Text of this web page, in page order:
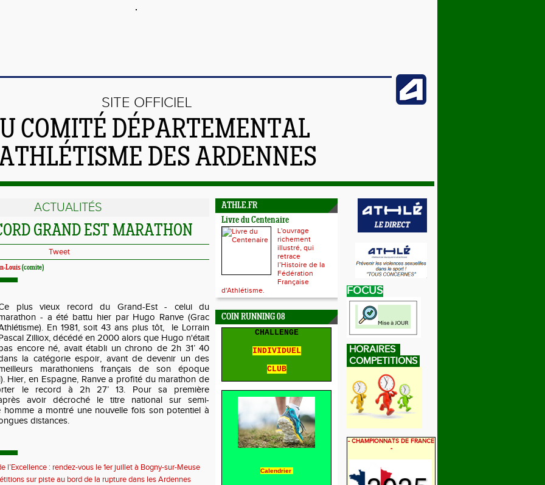
SITE OFFICIEL
COMITÉ DÉPARTEMENTAL
DES ARDENNES
ACTUALITÉS
GRAND EST MARATHON
Tweet
Louis(comite)
plus vieux record du Grand-Est - celui du
- a été battu hier par Hugo Ranve (Grac
En 1981, soit 43 ans plus tôt, le Lorrain
Zilliox, décédé en 2000 alors que Hugo n'était
encore né, avait établi un chrono de 2h 31’ 40
la catégorie espoir, avant de devenir un des
marathoniens français de son époque
Hier, en Espagne, Ranve a profité du marathon de
le record à 2h 27’ 13. Pour sa première
avoir décroché le titre national sur semi-
homme a montré une nouvelle fois son potentiel à
distances.
l’Excellence : rendez-vous le 1er juillet à Bogny-sur-Meuse
sur piste au bord de la rupture dans les Ardennes
ATHLE.FR
Livre du Centenaire
L'ouvrage
richement
illustré, qui
retrace
l’Histoire de la
Fédération
Française
d'Athlétisme.
COIN RUNNING 08
CHALLENGE
INDIVIDUEL
CLUB
Calendrier
FOCUS
HORAIRES
COMPETITIONS
- CHAMPIONNATS DE FRANCE
-